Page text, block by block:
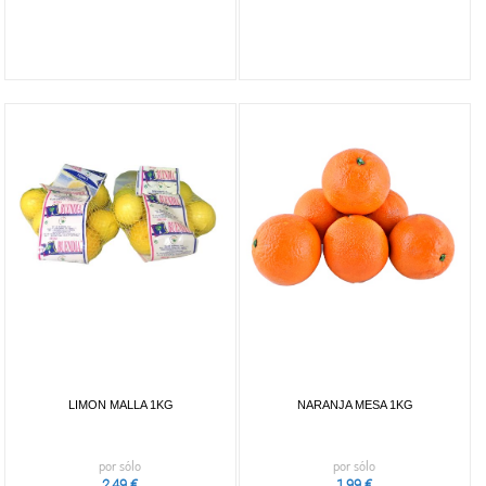
LIMON MALLA 1KG
por sólo
NARANJA MESA 1KG
por sólo